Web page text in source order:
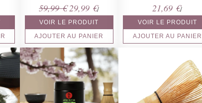
59,99€ Le
prix
initial
était :
59,99 €.
29,99 €Le
prix
actuel
est :
29,99 €.
/
VOIR LE PRODUIT
AJOUTER AU PANIER
21,69 €/
VOIR LE PRODUIT
AJOUTER AU PANIER